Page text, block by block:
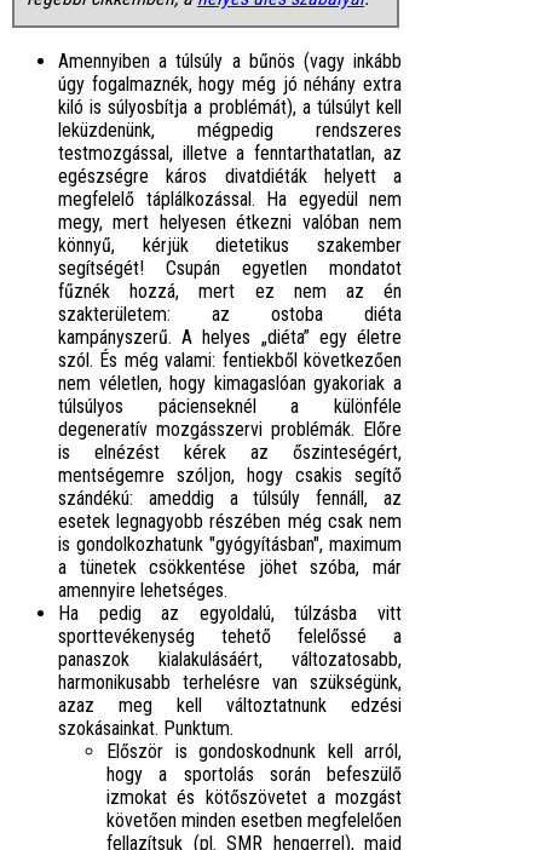
Amennyiben a túlsúly a bűnös (vagy inkább
úgy fogalmaznék, hogy még jó néhány extra
kiló is súlyosbítja a problémát), a túlsúlyt kell
leküzdenünk, mégpedig rendszeres
testmozgással, illetve a fenntarthatatlan, az
egészségre káros divatdiéták helyett a
megfelelő táplálkozással. Ha egyedül nem
megy, mert helyesen étkezni valóban nem
könnyű, kérjük dietetikus szakember
segítségét! Csupán egyetlen mondatot
fűznék hozzá, mert ez nem az én
szakterületem: az ostoba diéta
kampányszerű. A helyes „diéta” egy életre
szól. És még valami: fentiekből következően
nem véletlen, hogy kimagaslóan gyakoriak a
túlsúlyos pácienseknél a különféle
degeneratív mozgásszervi problémák. Előre
is elnézést kérek az őszinteségért,
mentségemre szóljon, hogy csakis segítő
szándékú: ameddig a túlsúly fennáll, az
esetek legnagyobb részében még csak nem
is gondolkozhatunk "gyógyításban", maximum
a tünetek csökkentése jöhet szóba, már
amennyire lehetséges.
Ha pedig az egyoldalú, túlzásba vitt
sporttevékenység tehető felelőssé a
panaszok kialakulásáért, változatosabb,
harmonikusabb terhelésre van szükségünk,
azaz meg kell változtatnunk edzési
szokásainkat. Punktum.
Először is gondoskodnunk kell arról,
hogy a sportolás során befeszülő
izmokat és kötőszövetet a mozgást
követően minden esetben megfelelően
fellazítsuk (pl. SMR hengerrel), majd